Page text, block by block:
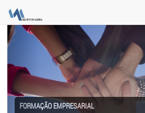
FORMAÇÃO EMPRESARIAL